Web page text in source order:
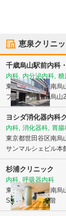
恵泉クリニ
千歳烏山駅前内科
内科, 内分泌内科,
東京都世田谷区南烏
フルーヴベール烏山
ヨシダ消化器内科
内科, 消化器科, 胃腸
東京都世田谷区南烏
サンマルシェビル本
杉浦クリニック
内科, 呼吸器内科
東京都世田谷区南烏
SALUD南烏山3階